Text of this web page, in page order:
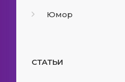
Юмор
СТАТЬИ